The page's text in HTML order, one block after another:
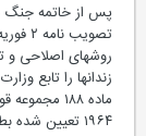
روشهای اصلاحی و
زندانها را تابع
۱۹۶۴ تعیین شده بطور کلی عبارتست از: